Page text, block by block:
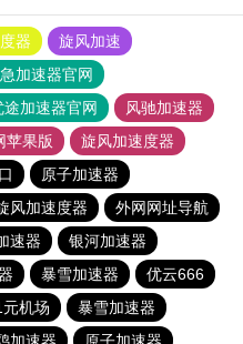
器
旋风加速
加速器官网
途加速器官网
风驰加速器
苹果版
旋风加速度器
原子加速器
风加速度器
外网网址导航
速器
银河加速器
暴雪加速器
优云666
元机场
暴雪加速器